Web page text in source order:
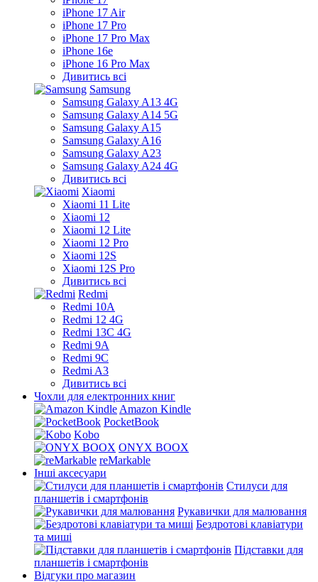
iPhone 17 Air
iPhone 17 Pro
iPhone 17 Pro Max
iPhone 16e
iPhone 16 Pro Max
Дивитись всі
Samsung
Samsung Galaxy A13 4G
Samsung Galaxy A14 5G
Samsung Galaxy A15
Samsung Galaxy A16
Samsung Galaxy A23
Samsung Galaxy A24 4G
Дивитись всі
Xiaomi
Xiaomi 11 Lite
Xiaomi 12
Xiaomi 12 Lite
Xiaomi 12 Pro
Xiaomi 12S
Xiaomi 12S Pro
Дивитись всі
Redmi
Redmi 10A
Redmi 12 4G
Redmi 13C 4G
Redmi 9A
Redmi 9C
Redmi A3
Дивитись всі
Чохли для електронних книг
Amazon Kindle
PocketBook
Kobo
ONYX BOOX
reMarkable
Інші аксесуари
Стилуси для
планшетів і смартфонів
Рукавички для малювання
Бездротові клавіатури
та миші
Підставки для
планшетів і смартфонів
Відгуки про магазин